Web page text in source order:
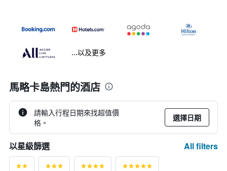
...以及更多
馬略卡島熱門的酒店
請輸入行程日期來找超值價
格。
選擇日期
以星級篩選 All filters